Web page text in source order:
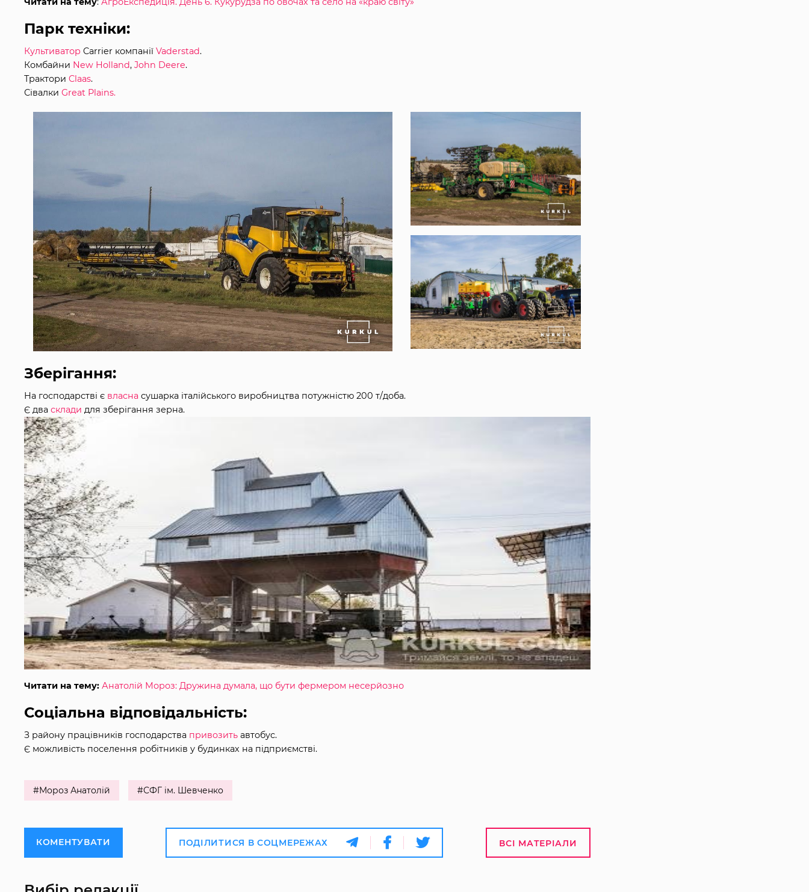
Парк техніки:
Культиватор Carrier компанії Vaderstad.
Комбайни New Holland, John Deere.
Трактори Claas.
Сівалки Great Plains.
Зберігання:
На господарстві є власна сушарка італійського виробництва потужністю 200 т/доба.
Є два склади для зберігання зерна.
Читати на тему: Анатолій Мороз: Дружина думала, що бути фермером несерйозно
Соціальна відповідальність:
З району працівників господарства привозить автобус.
Є можливість поселення робітників у будинках на підприємстві.
#Мороз Анатолій #СФГ ім. Шевченко
КОМЕНТУВАТИ ПОДІЛИТИСЯ В СОЦМЕРЕЖАХ ВСІ МАТЕРІАЛИ